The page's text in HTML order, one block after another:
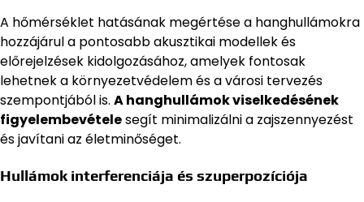
A hőmérséklet hatásának megértése a hanghullámokra
hozzájárul a pontosabb akusztikai modellek és
előrejelzések kidolgozásához, amelyek fontosak
lehetnek a környezetvédelem és a városi tervezés
szempontjából is. A hanghullámok viselkedésének
figyelembevételesegít minimalizálni a zajszennyezést
és javítani az életminőséget.
Hullámok interferenciája és szuperpozíciója